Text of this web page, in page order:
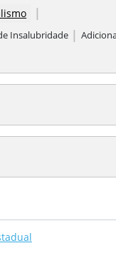
|
Insalubridade |